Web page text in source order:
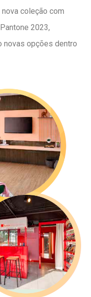
coleção com
2023,
novas opções dentro